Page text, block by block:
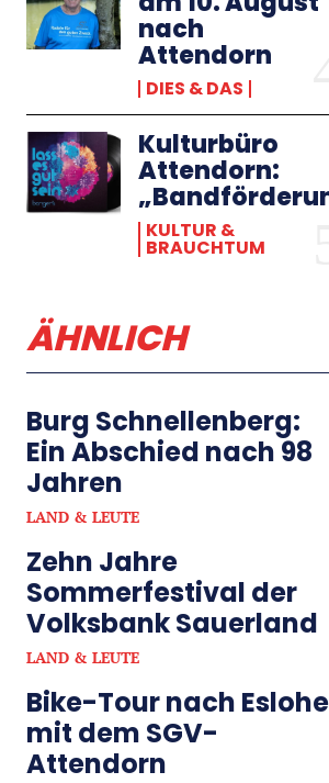
nach
Attendorn
DIES & DAS
Kulturbüro
Attendorn:
KULTUR &
BRAUCHTUM
ÄHNLICH
Burg Schnellenberg:
Ein Abschied nach 98
Jahren
LAND & LEUTE
Zehn Jahre
Sommerfestival der
Volksbank Sauerland
LAND & LEUTE
Bike-Tour nach Eslohe
mit dem SGV-
Attendorn